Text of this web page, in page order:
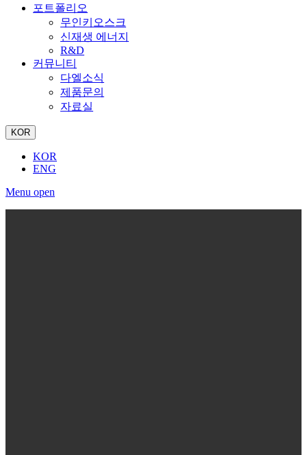
포트폴리오
무인키오스크
신재생 에너지
R&D
커뮤니티
다엘소식
제품문의
자료실
KOR
KOR
ENG
Menu open